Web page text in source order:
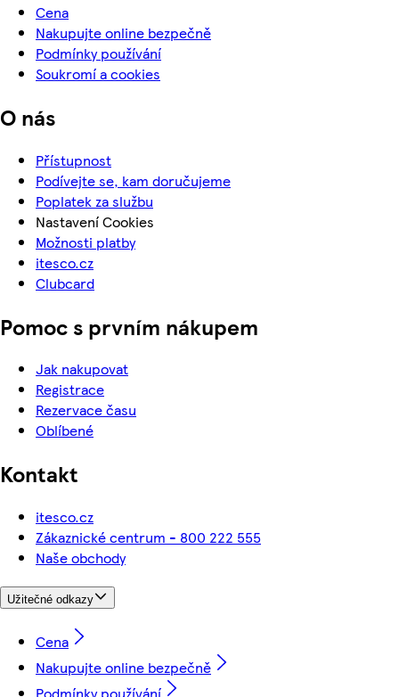
Cena
Nakupujte online bezpečně
Podmínky používání
Soukromí a cookies
O nás
Přístupnost
Podívejte se, kam doručujeme
Poplatek za službu
Nastavení Cookies
Možnosti platby
itesco.cz
Clubcard
Pomoc s prvním nákupem
Jak nakupovat
Registrace
Rezervace času
Oblíbené
Kontakt
itesco.cz
Zákaznické centrum - 800 222 555
Naše obchody
Užitečné odkazy
Cena
Nakupujte online bezpečně
Podmínky používání